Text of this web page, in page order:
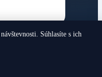
Súhlasíte s ich